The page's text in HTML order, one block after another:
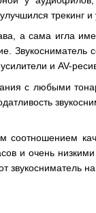
а сама игла
и AV-
с любыми
соотношением
и очень